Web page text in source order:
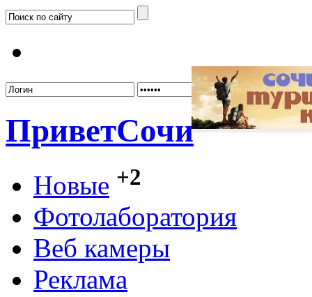
ПриветСочи
Новые +2
Фотолаборатория
Веб камеры
Реклама